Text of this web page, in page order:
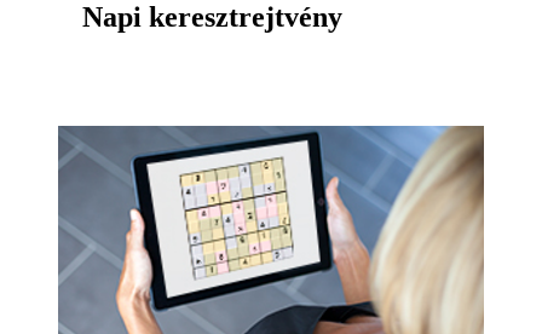
Napi keresztrejtvény